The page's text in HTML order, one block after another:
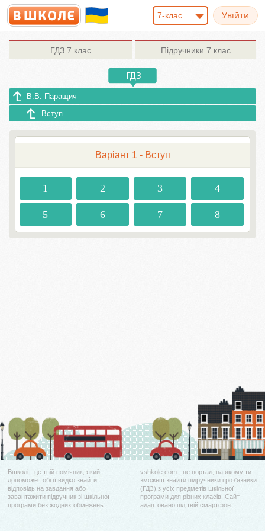
7-клас
ГДЗ 7 клас Підручники 7 клас
В.В. Паращич
Вступ
Варіант 1 - Вступ
1 2 3 4
5 6 7 8
Вшколі - це твій помічник, який
допоможе тобі швидко знайти
відповідь на завдання або
завантажити підручник зі шкільної
програми без жодних обмежень.
vshkole.com - це портал, на якому ти
зможеш знайти підручники і роз'язники
(ГДЗ) з усіх предметів шкільної
програми для різних класів. Сайт
адаптовано під твій смартфон.